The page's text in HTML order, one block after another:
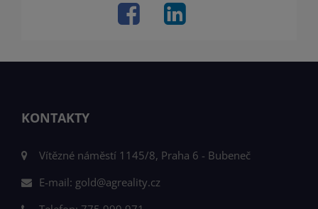
KONTAKTY
Vítězné náměstí 1145/8, Praha 6 - Bubeneč
E-mail: gold@agreality.cz